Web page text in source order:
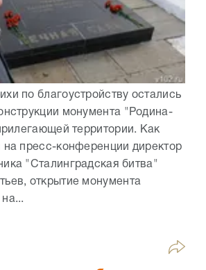
по благоустройству остались
монумента "Родина-
территории. Как
на пресс-конференции директор
"Сталинградская битва"
открытие монумента